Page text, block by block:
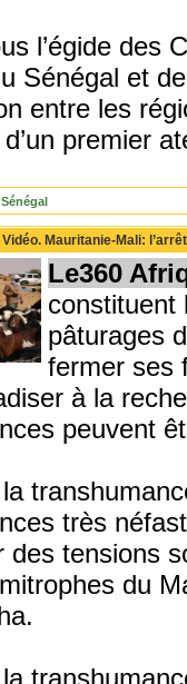
l’égide des
Sénégal et
entre les
premier
Vidéo. Mauritanie-Mali:
Le360
constituent
pâturages
fermer ses
à la
peuvent
la
très
des tensions
du
la